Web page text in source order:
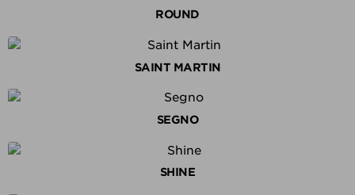
ROUND
SAINT MARTIN
SEGNO
SHINE